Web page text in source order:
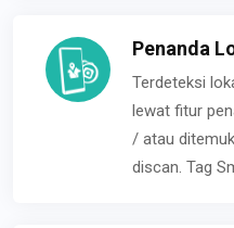
Penanda
Terdeteksi
lewat fitur
/ atau
discan. Tag